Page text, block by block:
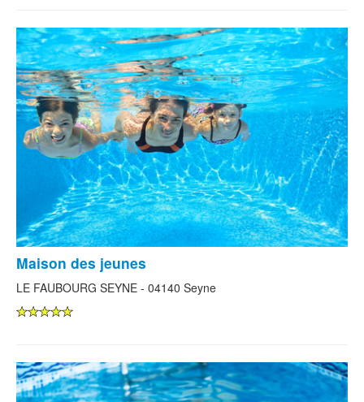
Maison des jeunes
LE FAUBOURG SEYNE - 04140 Seyne